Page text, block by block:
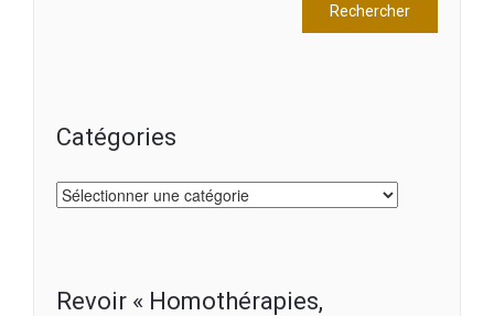
Catégories
Catégories
Revoir « Homothérapies,